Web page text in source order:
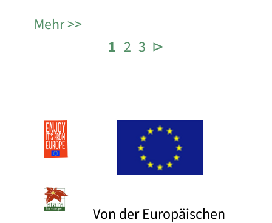
Mehr
1 2 3 ⊳
Von der Europäischen